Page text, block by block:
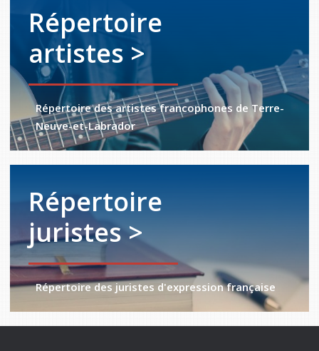
Répertoire
artistes >
Répertoire des artistes francophones de Terre-
Neuve-et-Labrador
Répertoire
juristes >
Répertoire des juristes d'expression française